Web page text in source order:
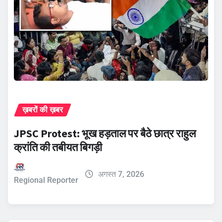
ख़बरों की ख़बर
JPSC Protest: भूख हड़ताल पर बैठे छात्र राहुल
क्रांति की तबीयत बिगड़ी
Regional Reporter
अगस्त 7, 2026